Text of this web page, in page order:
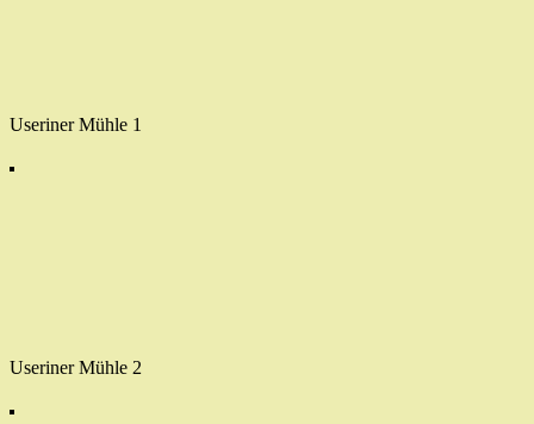
Useriner Mühle 1
Useriner Mühle 2